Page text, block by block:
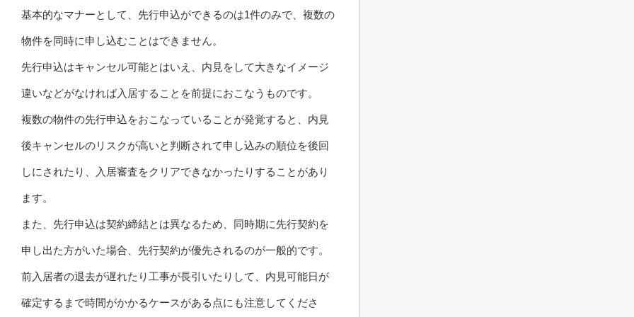
基本的なマナーとして、先行申込ができるのは1件のみで、複数の
物件を同時に申し込むことはできません。
先行申込はキャンセル可能とはいえ、内見をして大きなイメージ
違いなどがなければ入居することを前提におこなうものです。
複数の物件の先行申込をおこなっていることが発覚すると、内見
後キャンセルのリスクが高いと判断されて申し込みの順位を後回
しにされたり、入居審査をクリアできなかったりすることがあり
ます。
また、先行申込は契約締結とは異なるため、同時期に先行契約を
申し出た方がいた場合、先行契約が優先されるのが一般的です。
前入居者の退去が遅れたり工事が長引いたりして、内見可能日が
確定するまで時間がかかるケースがある点にも注意してくださ